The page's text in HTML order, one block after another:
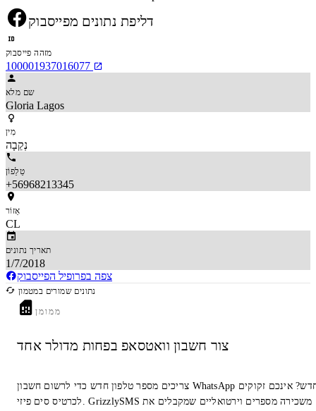
דליפת נתונים מפייסבוק
מזהה פייסבוק
100001937016077
שם מלא
Gloria Lagos
מִין
נְקֵבָה
טֵלֵפוֹן
+56968213345
אֵזוֹר
CL
תאריך נתונים
1/7/2018
צפה בפרופיל הפייסבוק
נתונים שמורים במטמון
ממומן
צור חשבון וואטסאפ בפחות מדולר אחד
צריכים מספר טלפון חדש כדי לרשום חשבון WhatsApp חדש? אינכם זקוקים
לכרטיס סים פיזי. GrizzlySMS משכירה מספרים וירטואליים שמקבלים את